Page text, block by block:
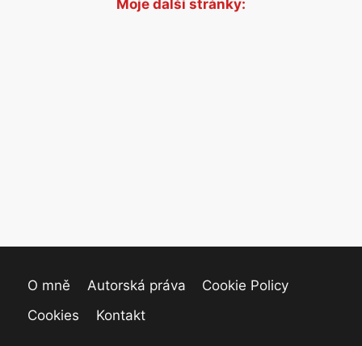
Moje další stránky:
O mně Autorská práva
Cookie Policy
Cookies
Kontakt